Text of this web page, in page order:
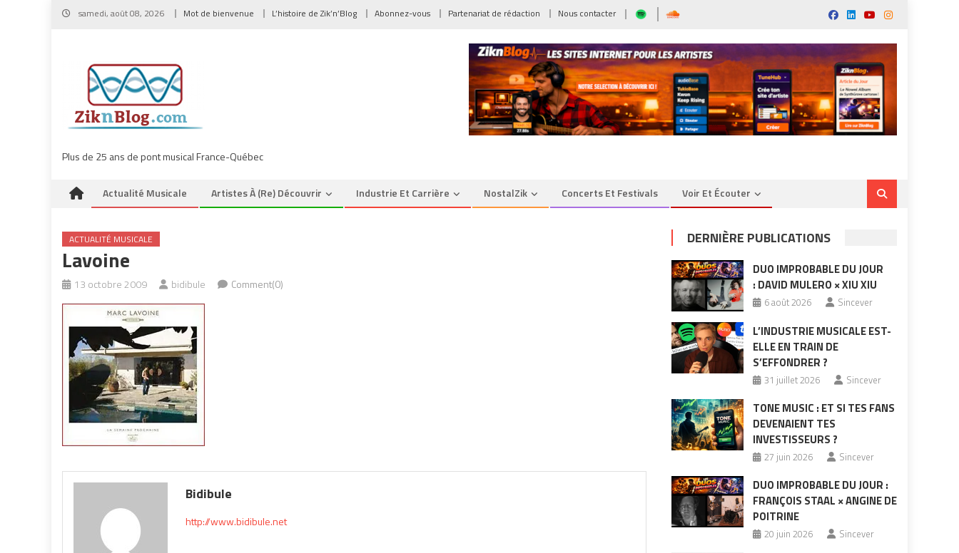
Skip
samedi, août 08, 2026 Mot de bienvenue L’histoire de Zik’n’Blog Abonnez-vous Partenariat de rédaction Nous contacter
Plus de 25 ans de pont musical France-Québec
Actualité Musicale Artistes À (re) Découvrir Industrie Et Carrière NostalZik Concerts Et Festivals Voir Et Écouter
ACTUALITÉ MUSICALE
Lavoine
13 octobre 2009 bidibule Comment(0)
Bidibule
http://www.bidibule.net
DERNIÈRE PUBLICATIONS
DUO IMPROBABLE DU JOUR
: DAVID MULERO × XIU XIU
6 août 2026 Sincever
L’INDUSTRIE MUSICALE EST-
ELLE EN TRAIN DE
S’EFFONDRER ?
31 juillet 2026 Sincever
TONE MUSIC : ET SI TES FANS
DEVENAIENT TES
INVESTISSEURS ?
27 juin 2026 Sincever
DUO IMPROBABLE DU JOUR :
FRANÇOIS STAAL × ANGINE DE
POITRINE
20 juin 2026 Sincever